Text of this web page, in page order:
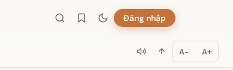
Đăng nhập
A− A+